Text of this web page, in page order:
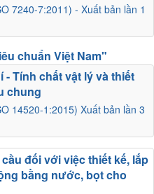
7240-7:2011) - Xuất bản lần 1
chuẩn Việt Nam"
14520-1:2015) Xuất bản lần 3
Tính chất vật lý và thiết
chung
đối với việc thiết kế, lắp
bằng nước, bọt cho